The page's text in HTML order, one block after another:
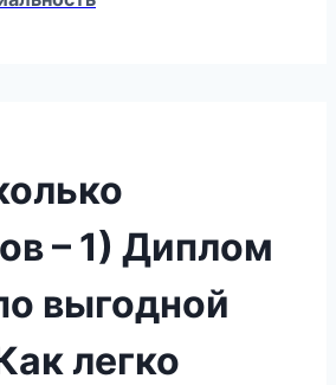
– 1) Диплом
выгодной
легко